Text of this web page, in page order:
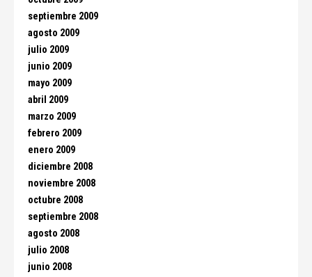
septiembre 2009
agosto 2009
julio 2009
junio 2009
mayo 2009
abril 2009
marzo 2009
febrero 2009
enero 2009
diciembre 2008
noviembre 2008
octubre 2008
septiembre 2008
agosto 2008
julio 2008
junio 2008